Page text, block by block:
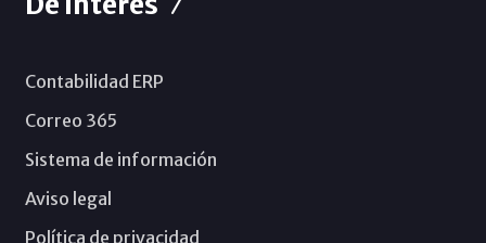
Contabilidad ERP
Correo 365
Sistema de información
Aviso legal
Política de privacidad